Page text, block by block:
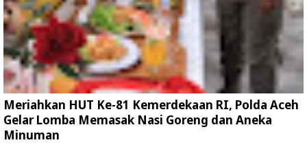
Meriahkan HUT Ke-81 Kemerdekaan RI, Polda Aceh
Gelar Lomba Memasak Nasi Goreng dan Aneka
Minuman